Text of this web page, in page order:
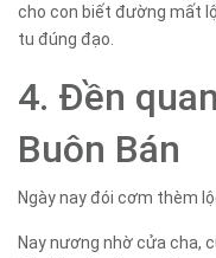
cho con biết đường mất
tu đúng đạo.
4. Đền
Buôn Bán
Ngày nay đói cơm thèm
Nay nương nhờ cửa cha,